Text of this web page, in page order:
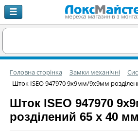
Головна сторінка Замки механічні
Шток ISEO 947970 9х9мм/9х9мм
Шток ISEO 947970
розділений 65 х 40 мм